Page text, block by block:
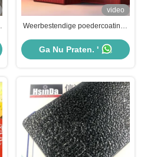
video
Weerbestendige poedercoatings
Ga Nu Praten. '